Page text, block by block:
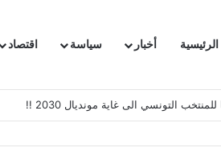
الرئيسية أخبار سياسة اقتصاد
الفرنسية بتونس وتبلغها احتجاجا شديد اللهجة !!